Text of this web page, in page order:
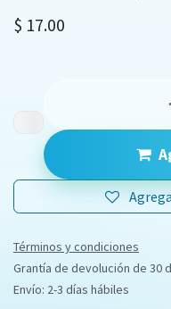
$ 17.00
Términos y condiciones
Grantía de devolución de 30
Envío: 2-3 días hábiles